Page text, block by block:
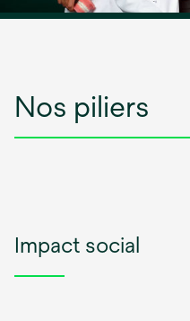
Nos piliers
Impact social